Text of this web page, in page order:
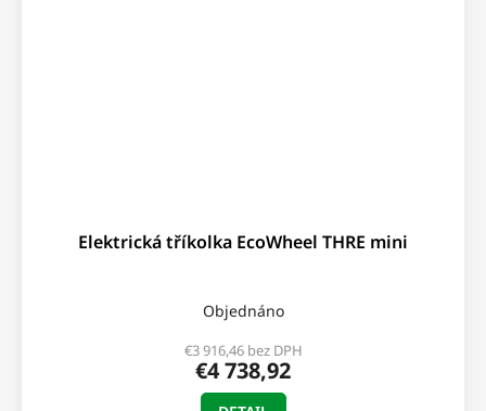
Elektrická tříkolka EcoWheel THRE mini
Objednáno
€3 916,46 bez DPH
€4 738,92